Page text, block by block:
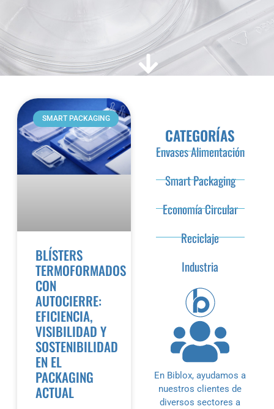
SMART PACKAGING
BLÍSTERS
TERMOFORMADOS
CON
AUTOCIERRE:
EFICIENCIA,
VISIBILIDAD Y
SOSTENIBILIDAD
EN EL
PACKAGING
ACTUAL
CATEGORÍAS
Envases Alimentación
Smart Packaging
Economía Circular
Reciclaje
Industria
En Biblox, ayudamos a
nuestros clientes de
diversos sectores a